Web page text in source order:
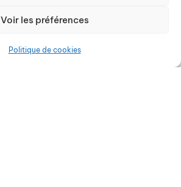
Voir les préférences
Politique de cookies